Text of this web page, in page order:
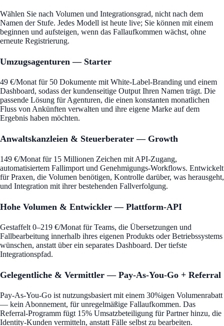
Wählen Sie nach Volumen und Integrationsgrad, nicht nach dem
Namen der Stufe. Jedes Modell ist heute live; Sie können mit einem
beginnen und aufsteigen, wenn das Fallaufkommen wächst, ohne
erneute Registrierung.
Umzugsagenturen — Starter
49 €/Monat für 50 Dokumente mit White-Label-Branding und einem
Dashboard, sodass der kundenseitige Output Ihren Namen trägt. Die
passende Lösung für Agenturen, die einen konstanten monatlichen
Fluss von Ankünften verwalten und ihre eigene Marke auf dem
Ergebnis haben möchten.
Anwaltskanzleien & Steuerberater — Growth
149 €/Monat für 15 Millionen Zeichen mit API-Zugang,
automatisiertem Fallimport und Genehmigungs-Workflows. Entwickelt
für Praxen, die Volumen benötigen, Kontrolle darüber, was herausgeht,
und Integration mit ihrer bestehenden Fallverfolgung.
Hohe Volumen & Entwickler — Plattform-API
Gestaffelt 0–219 €/Monat für Teams, die Übersetzungen und
Fallbearbeitung innerhalb ihres eigenen Produkts oder Betriebssystems
wünschen, anstatt über ein separates Dashboard. Der tiefste
Integrationspfad.
Gelegentliche & Vermittler — Pay-As-You-Go + Referral
Pay-As-You-Go ist nutzungsbasiert mit einem 30%igen Volumenrabatt
— kein Abonnement, für unregelmäßige Fallaufkommen. Das
Referral-Programm fügt 15% Umsatzbeteiligung für Partner hinzu, die
Identity-Kunden vermitteln, anstatt Fälle selbst zu bearbeiten.